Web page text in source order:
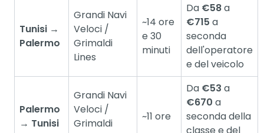
Tunisi →
Palermo
Grandi Navi
Veloci /
Grimaldi
Lines
~14 ore
e 30
minuti
Da €58a
€715 a
seconda
dell'operatore
e del veicolo
Palermo
→ Tunisi
Grandi Navi
Veloci /
Grimaldi
~11 ore
Da €53 a
€670 a
seconda della
classe e del